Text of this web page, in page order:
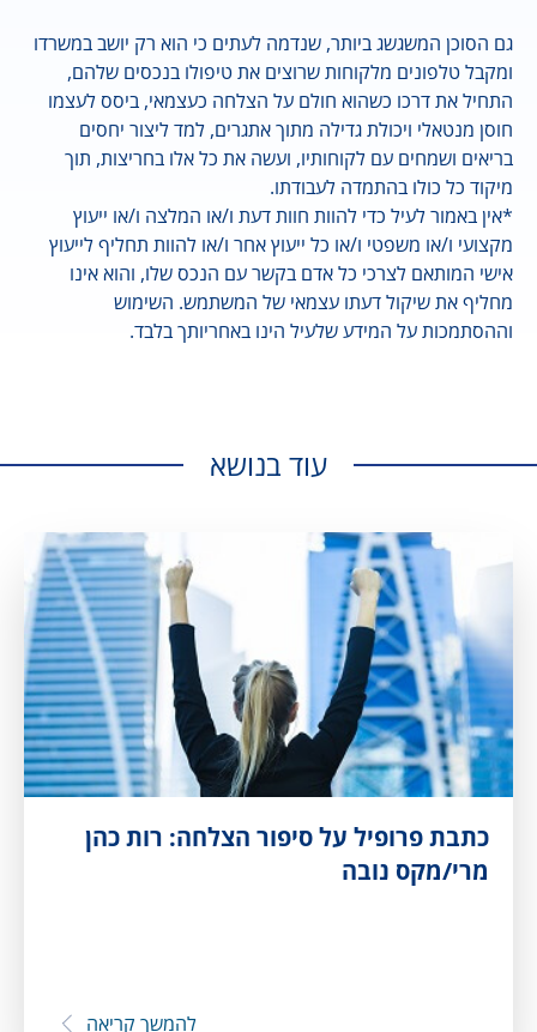
גם הסוכן המשגשג ביותר, שנדמה לעתים כי הוא רק יושב במשרדו
ומקבל טלפונים מלקוחות שרוצים את טיפולו בנכסים שלהם,
התחיל את דרכו כשהוא חולם על הצלחה כעצמאי, ביסס לעצמו
חוסן מנטאלי ויכולת גדילה מתוך אתגרים, למד ליצור יחסים
בריאים ושמחים עם לקוחותיו, ועשה את כל אלו בחריצות, תוך
מיקוד כל כולו בהתמדה לעבודתו.
*אין באמור לעיל כדי להוות חוות דעת ו/או המלצה ו/או ייעוץ
מקצועי ו/או משפטי ו/או כל ייעוץ אחר ו/או להוות תחליף לייעוץ
אישי המותאם לצרכי כל אדם בקשר עם הנכס שלו, והוא אינו
מחליף את שיקול דעתו עצמאי של המשתמש. השימוש
וההסתמכות על המידע שלעיל הינו באחריותך בלבד.
עוד בנושא
כתבת פרופיל על סיפור הצלחה: רות כהן
מרי/מקס נובה
להמשך קריאה